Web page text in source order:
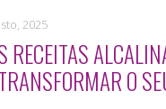
2025
RECEITAS
O